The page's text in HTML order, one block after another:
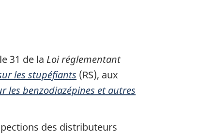
31 de la Loi réglementant
les stupéfiants (RS), aux
les benzodiazépines et autres
des distributeurs